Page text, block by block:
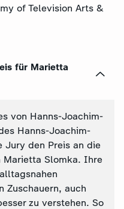
of Television Arts &
für Marietta
von Hanns-Joachim-
Hanns-Joachim-
Jury den Preis an die
Marietta Slomka. Ihre
Zuschauern, auch
zu verstehen. So